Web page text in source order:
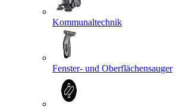
Kommunaltechnik
Fenster- und Oberflächensauger